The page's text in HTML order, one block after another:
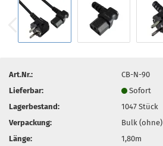
Art.Nr.:
CB-N-90
Lieferbar:
Sofort
Lagerbestand:
1047Stück
Verpackung:
Bulk (ohne)
Länge:
1,80m